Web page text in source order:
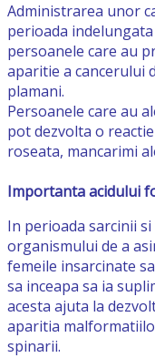
Administrarea unor
perioada
persoanele care au
aparitie a cancerului
plamani.
Persoanele care au
pot dezvolta o
roseata, mancarimi
Importanta acidului
In perioada sarcinii
organismului de a
femeile insarcinate
sa inceapa sa ia
acesta ajuta la
aparitia
spinarii.